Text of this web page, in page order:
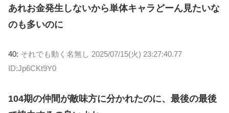
あれお金発生しないから単体キャラどーん見たいな
のも多いのに
40: それでも動く名無し 2025/07/15(火) 23:27:40.77
ID:Jp6CKt9Y0
104期の仲間が敵味方に分かれたのに、最後の最後